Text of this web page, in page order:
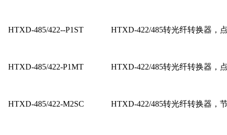
HTXD-485/422--P1ST HTXD-422/485转光纤转换器，
HTXD-485/422-P1MT HTXD-422/485转光纤转换器，
HTXD-485/422-M2SC HTXD-422/485转光纤转换器，